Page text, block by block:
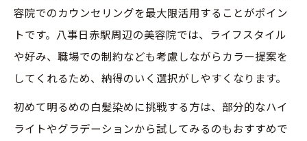
容院でのカウンセリングを最大限活用することがポイン
トです。八事日赤駅周辺の美容院では、ライフスタイル
や好み、職場での制約なども考慮しながらカラー提案を
してくれるため、納得のいく選択がしやすくなります。
初めて明るめの白髪染めに挑戦する方は、部分的なハイ
ライトやグラデーションから試してみるのもおすすめで